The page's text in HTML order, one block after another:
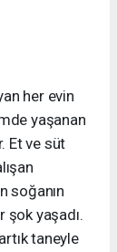
her evin
yaşanan
Et ve süt
soğanın
şok yaşadı.
taneyle